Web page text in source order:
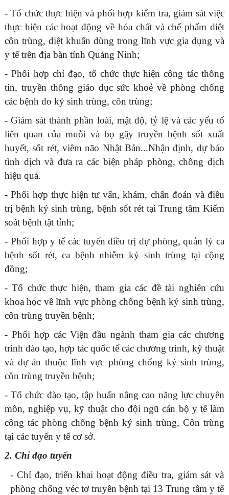
- Tổ chức thực hiện và phối hợp kiểm tra, giám sát việc
thực hiện các hoạt động về hóa chất và chế phẩm diệt
côn trùng, diệt khuẩn dùng trong lĩnh vực gia dụng và
y tế trên địa bàn tỉnh Quảng Ninh;
- Phối hợp chỉ đạo, tổ chức thực hiện công tác thông
tin, truyền thông giáo dục sức khoẻ về phòng chống
các bệnh do ký sinh trùng, côn trùng;
- Giám sát thành phần loài, mật độ, tỷ lệ và các yếu tố
liên quan của muỗi và bọ gậy truyền bệnh sốt xuất
huyết, sốt rét, viêm não Nhật Bản...Nhận định, dự báo
tình dịch và đưa ra các biện pháp phòng, chống dịch
hiệu quả.
- Phối hợp thực hiện tư vấn, khám, chẩn đoán và điều
trị bệnh ký sinh trùng, bệnh sốt rét tại Trung tâm Kiểm
soát bệnh tật tỉnh;
- Phối hợp y tế các tuyến điều trị dự phòng, quản lý ca
bệnh sốt rét, ca bệnh nhiễm ký sinh trùng tại cộng
đồng;
- Tổ chức thực hiện, tham gia các đề tài nghiên cứu
khoa học về lĩnh vực phòng chống bệnh ký sinh trùng,
côn trùng truyền bệnh;
- Phối hợp các Viện đầu ngành tham gia các chương
trình đào tạo, hợp tác quốc tế các chương trình, kỹ thuật
và dự án thuộc lĩnh vực phòng chống ký sinh trùng,
côn trùng truyền bệnh;
- Tổ chức đào tạo, tập huấn nâng cao năng lực chuyên
môn, nghiệp vụ, kỹ thuật cho đội ngũ cán bộ y tế làm
công tác phòng chống bệnh ký sinh trùng, Côn trùng
tại các tuyến y tế cơ sở.
2. Chỉ đạo tuyến
- Chỉ đạo, triển khai hoạt động điều tra, giám sát và
phòng chống véc tơ truyền bệnh tại 13 Trung tâm y tế